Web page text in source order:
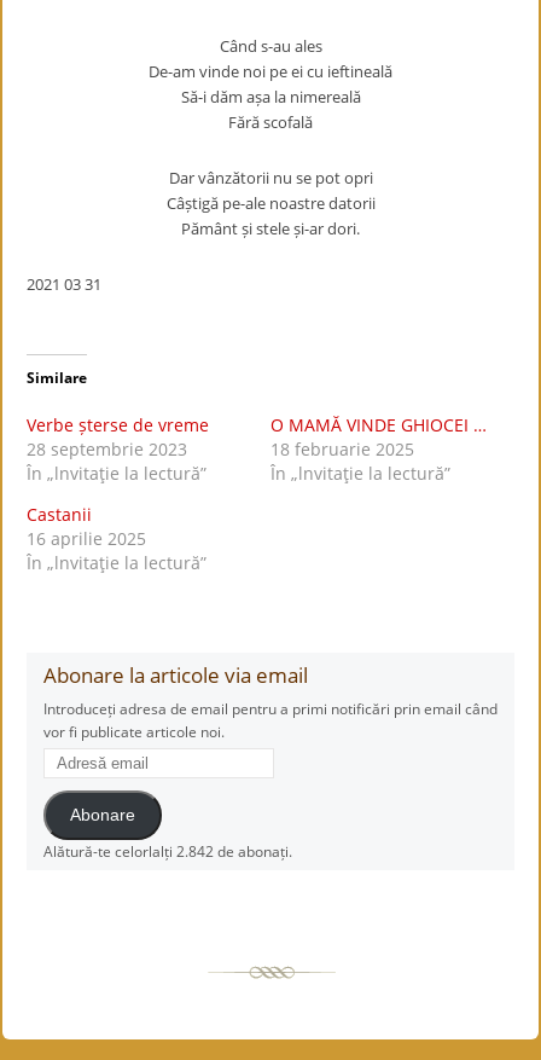
Când s-au ales
De-am vinde noi pe ei cu ieftineală
Să-i dăm așa la nimereală
Fără scofală
Dar vânzătorii nu se pot opri
Câștigă pe-ale noastre datorii
Pământ și stele și-ar dori.
2021 03 31
Similare
Verbe șterse de vreme
28 septembrie 2023
În „lnvitaţie la lectură”
O MAMĂ VINDE GHIOCEI …
18 februarie 2025
În „lnvitaţie la lectură”
Castanii
16 aprilie 2025
În „lnvitaţie la lectură”
Abonare la articole via email
Introduceți adresa de email pentru a primi notificări prin email când
vor fi publicate articole noi.
Adresă
email
Abonare
Alătură-te celorlalți 2.842 de abonați.